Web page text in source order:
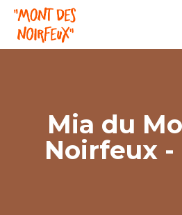
Mia du
Noirfeux -